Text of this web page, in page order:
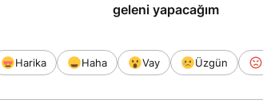
geleni yapacağım
Harika Haha Vay Üzgün